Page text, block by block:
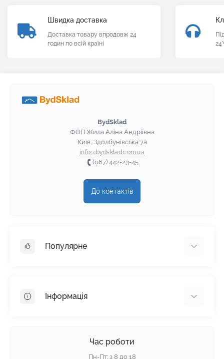
Швидка доставка
Доставка товару впродовж 24
годин по всій країні
BydSklad
ФОП Жила Аліна Андріївна
Київ, Здолбунівська 7а
info@bydsklad.com.ua
(067) 442-23-45
До контактів
Популярне
Пінопласт
Інформація
Час роботи
Пн-Пт: з 8 до 18